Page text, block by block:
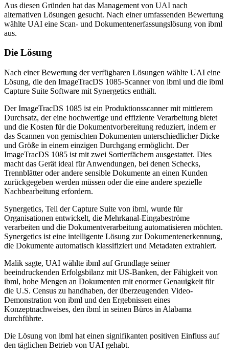
Aus diesen Gründen hat das Management von UAI nach
alternativen Lösungen gesucht. Nach einer umfassenden Bewertung
wählte UAI eine Scan- und Dokumentenerfassungslösung von ibml
aus.
Die Lösung
Nach einer Bewertung der verfügbaren Lösungen wählte UAI eine
Lösung, die den ImageTracDS 1085-Scanner von ibml und die ibml
Capture Suite Software mit Synergetics enthält.
Der ImageTracDS 1085 ist ein Produktionsscanner mit mittlerem
Durchsatz, der eine hochwertige und effiziente Verarbeitung bietet
und die Kosten für die Dokumentvorbereitung reduziert, indem er
das Scannen von gemischten Dokumenten unterschiedlicher Dicke
und Größe in einem einzigen Durchgang ermöglicht. Der
ImageTracDS 1085 ist mit zwei Sortierfächern ausgestattet. Dies
macht das Gerät ideal für Anwendungen, bei denen Schecks,
Trennblätter oder andere sensible Dokumente an einen Kunden
zurückgegeben werden müssen oder die eine andere spezielle
Nachbearbeitung erfordern.
Synergetics, Teil der Capture Suite von ibml, wurde für
Organisationen entwickelt, die Mehrkanal-Eingabeströme
verarbeiten und die Dokumentverarbeitung automatisieren möchten.
Synergetics ist eine intelligente Lösung zur Dokumentenerkennung,
die Dokumente automatisch klassifiziert und Metadaten extrahiert.
Malik sagte, UAI wählte ibml auf Grundlage seiner
beeindruckenden Erfolgsbilanz mit US-Banken, der Fähigkeit von
ibml, hohe Mengen an Dokumenten mit enormer Genauigkeit für
die U.S. Census zu handhaben, der überzeugenden Video-
Demonstration von ibml und den Ergebnissen eines
Konzeptnachweises, den ibml in seinen Büros in Alabama
durchführte.
Die Lösung von ibml hat einen signifikanten positiven Einfluss auf
den täglichen Betrieb von UAI gehabt.